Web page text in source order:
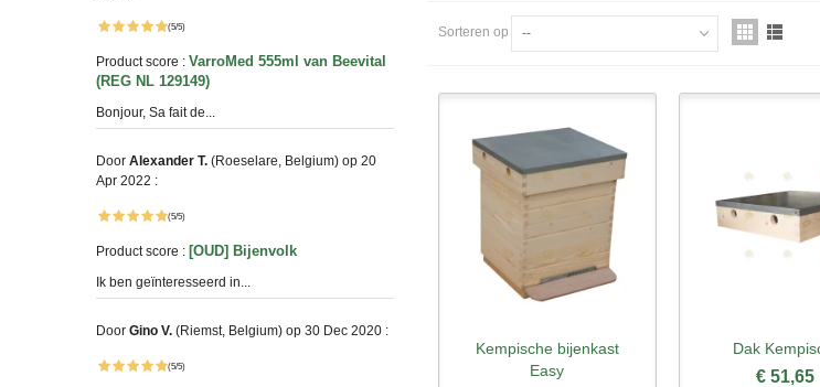
(5/5)
Product score : VarroMed 555ml van Beevital
(REG NL 129149)
Bonjour, Sa fait de...
Door Alexander T. (Roeselare, Belgium) op 20
Apr 2022 :
(5/5)
Product score : [OUD] Bijenvolk
Ik ben geïnteresseerd in...
Door Gino V. (Riemst, Belgium) op 30 Dec 2020 :
(5/5)
Sorteren op --
Snel bekijken
Kempische bijenkast
Easy
Snel bekijken
Dak
€ 51,65